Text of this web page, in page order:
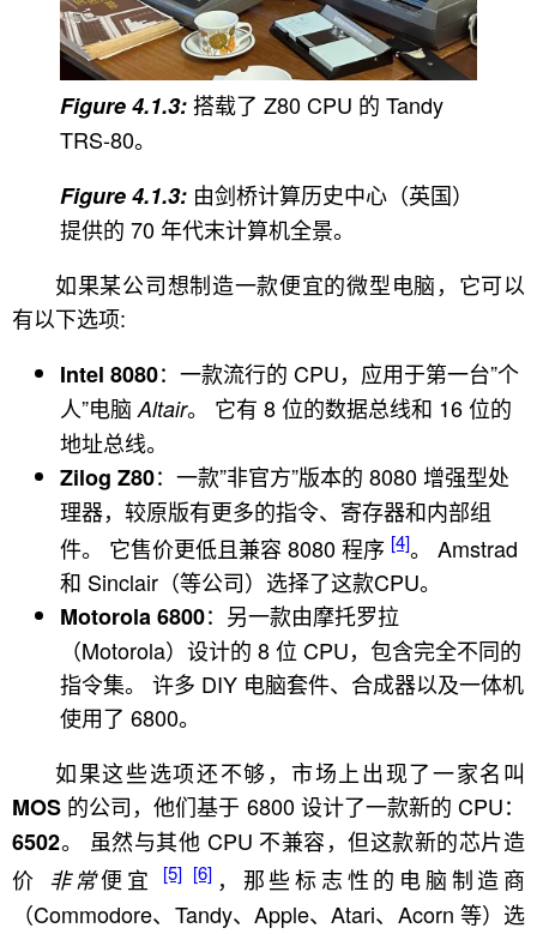
搭载了 Z80 CPU 的 Tandy
TRS-80。
由剑桥计算历史中心（英国）
提供的 70 年代末计算机全景。
如果某公司想制造一款便宜的微型电脑，它可以
有以下选项:
Intel 8080：一款流行的 CPU，应用于第一台”个
人”电脑 Altair。 它有 8 位的数据总线和 16 位的
地址总线。
Zilog Z80：一款”非官方”版本的 8080 增强型处
理器，较原版有更多的指令、寄存器和内部组
件。 它售价更低且兼容 8080 程序 [4]。 Amstrad
和 Sinclair（等公司）选择了这款CPU。
Motorola 6800：另一款由摩托罗拉
（Motorola）设计的 8 位 CPU，包含完全不同的
指令集。 许多 DIY 电脑套件、合成器以及一体机
使用了 6800。
如果这些选项还不够，市场上出现了一家名叫
MOS 的公司，他们基于 6800 设计了一款新的 CPU：
6502。 虽然与其他 CPU 不兼容，但这款新的芯片造
价 非常便宜 [5] [6] ，那些标志性的电脑制造商
（Commodore、Tandy、Apple、Atari、Acorn 等）选